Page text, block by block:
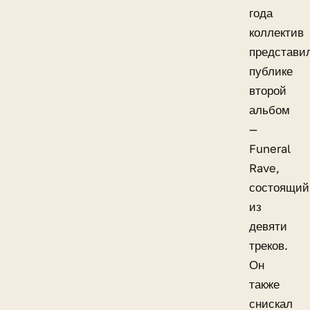
года
коллектив
публике
второй
альбом
—
Funeral
Rave,
состоящий
из
девяти
треков.
Он
также
снискал